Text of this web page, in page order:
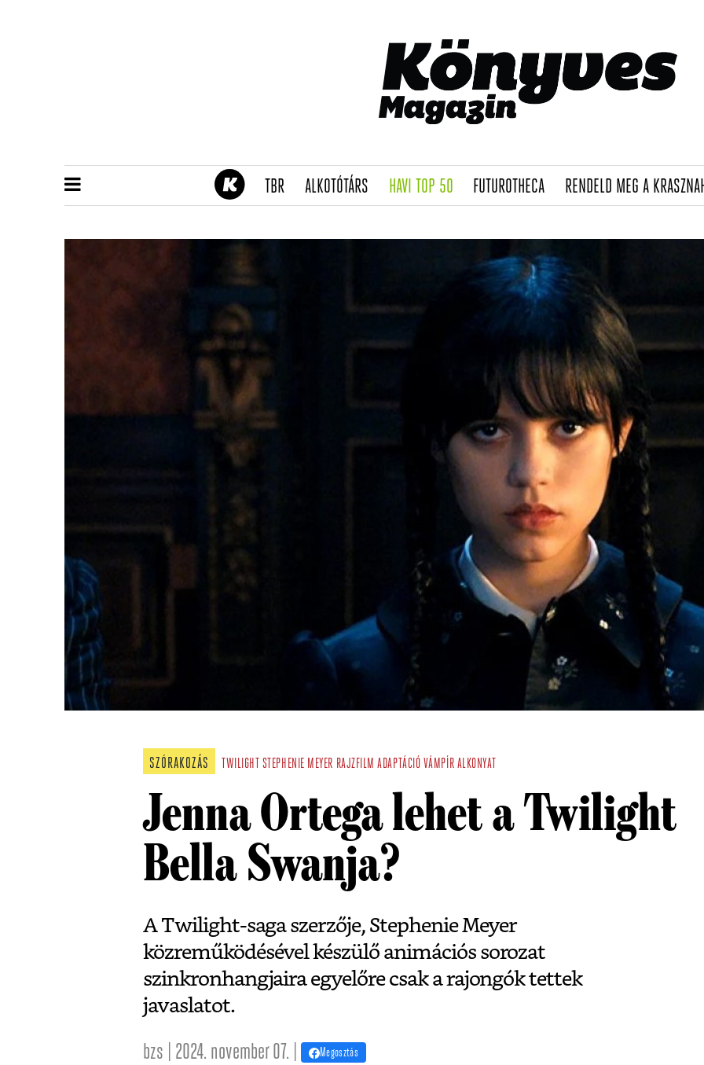
TBR(CURRENT)
ALKOTÓTÁRS(CURRENT)
HAVI TOP 50(CURRENT)
FUTUROTHECA(CURRENT)
RENDELD MEG A
SZÓRAKOZÁS TWILIGHT STEPHENIE MEYER RAJZFILM ADAPTÁCIÓ VÁMPÍR ALKONYAT
Jenna Ortega lehet a Twilight
Bella Swanja?
A Twilight-saga szerzője, Stephenie Meyer
közreműködésével készülő animációs sorozat
szinkronhangjaira egyelőre csak a rajongók tettek
javaslatot.
bzs | 2024. november 07. | Megosztás